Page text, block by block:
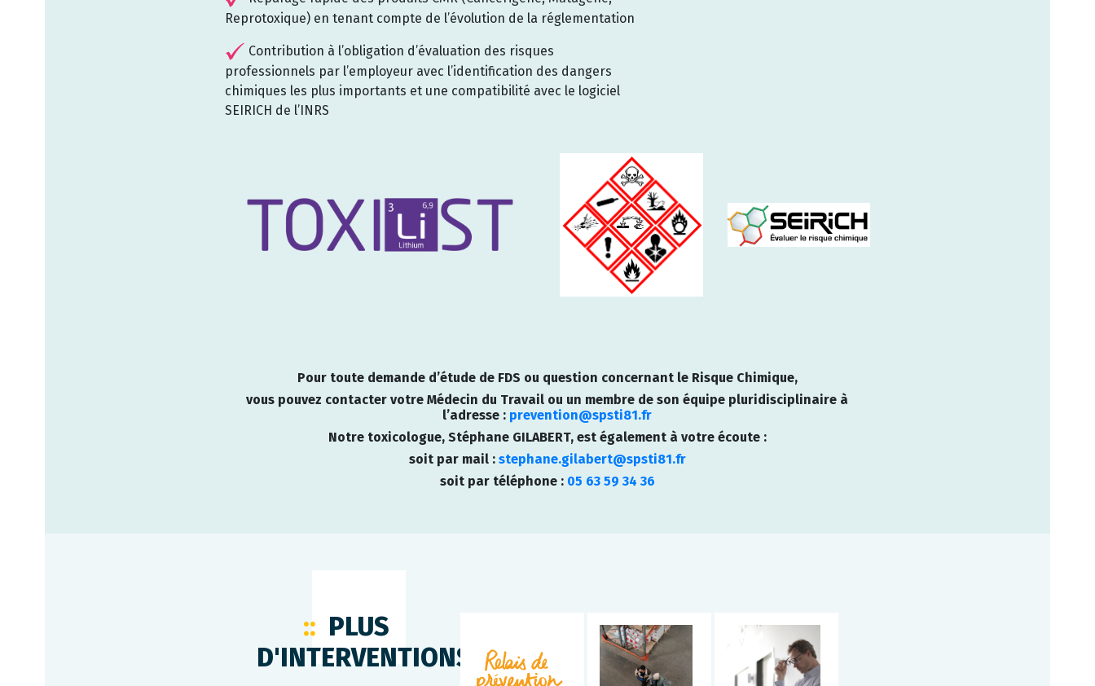
Reprotoxique) en tenant compte de l’évolution de la réglementation
Contribution à l’obligation d’évaluation des risques
professionnels par l’employeur avec l’identification des dangers
chimiques les plus importants et une compatibilité avec le logiciel
SEIRICH de l’INRS
Pour toute demande d’étude de FDS ou question concernant le Risque Chimique,
vous pouvez contacter votre Médecin du Travail ou un membre de son équipe pluridisciplinaire à
l’adresse : prevention@spsti81.fr
Notre toxicologue, Stéphane GILABERT, est également à votre écoute :
soit par mail : stephane.gilabert@spsti81.fr
soit par téléphone : 05 63 59 34 36
PLUS
D'INTERVENTIONS